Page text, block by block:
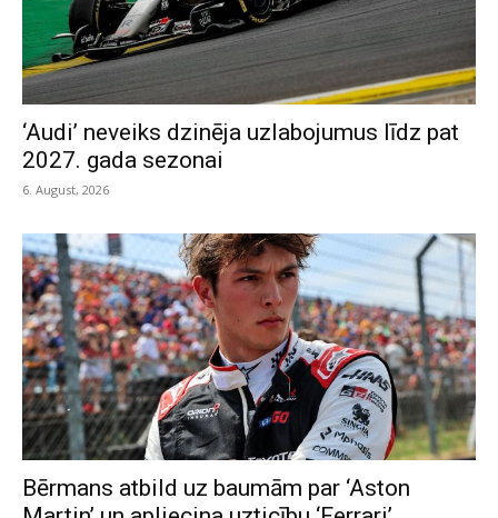
‘Audi’ neveiks dzinēja uzlabojumus līdz pat
2027. gada sezonai
6. August, 2026
Bērmans atbild uz baumām par ‘Aston